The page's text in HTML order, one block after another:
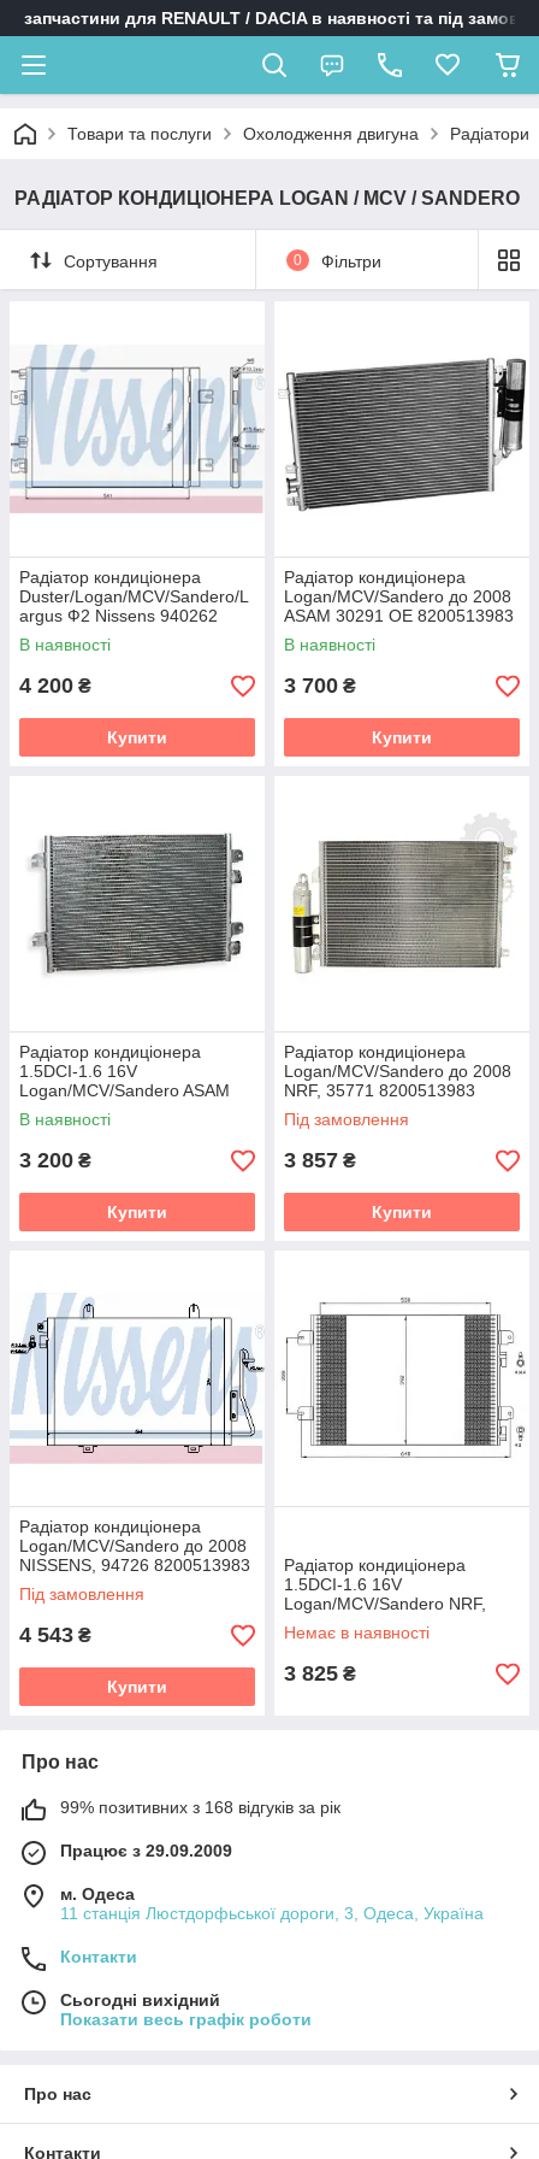
запчастини для RENAULT / DACIA в наявності та під
Товари та послуги Охолодження двигуна Радіатори
РАДІАТОР КОНДИЦІОНЕРА LOGAN / MCV / SANDERO
Сортування 0 Фільтри
Радіатор кондиціонера
Duster/Logan/MCV/Sandero/L
argus Ф2 Nissens 940262
8200557066
В наявності
4 200 ₴
Купити
Радіатор кондиціонера
Logan/MCV/Sandero до 2008
ASAM 30291 ОЕ 8200513983
В наявності
3 700 ₴
Купити
Радіатор кондиціонера
1.5DCI-1.6 16V
Logan/MCV/Sandero ASAM
30303
В наявності
3 200 ₴
Купити
Радіатор кондиціонера
Logan/MCV/Sandero до 2008
NRF, 35771 8200513983
Під замовлення
3 857 ₴
Купити
Радіатор кондиціонера
Logan/MCV/Sandero до 2008
NISSENS, 94726 8200513983
Під замовлення
4 543 ₴
Купити
Радіатор кондиціонера
1.5DCI-1.6 16V
Logan/MCV/Sandero NRF,
35542
Немає в наявності
3 825 ₴
Про нас
99% позитивних з 168 відгуків за рік
Працює з 29.09.2009
м. Одеса
11 станція Люстдорфьської дороги, 3, Одеса, Україна
Контакти
Сьогодні вихідний
Показати весь графік роботи
Про нас
Контакти